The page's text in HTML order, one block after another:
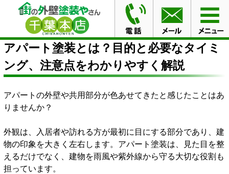
HOME ブログ
アパート塗装とは？目的と必要なタイミ
ング、注意点をわかりやすく解説
アパート塗装とは？目的と必要なタイミ
ング、注意点をわかりやすく解説
アパートの外壁や共用部分が色あせてきたと感じたことはあ
りませんか？
外観は、入居者や訪れる方が最初に目にする部分であり、建
物の印象を大きく左右します。アパート塗装は、見た目を整
えるだけでなく、建物を雨風や紫外線から守る大切な役割も
担っています。